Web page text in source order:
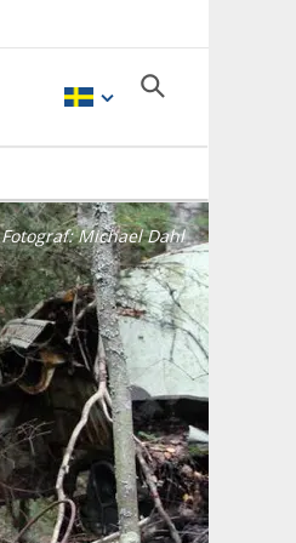
Fotograf:Michael Dahl